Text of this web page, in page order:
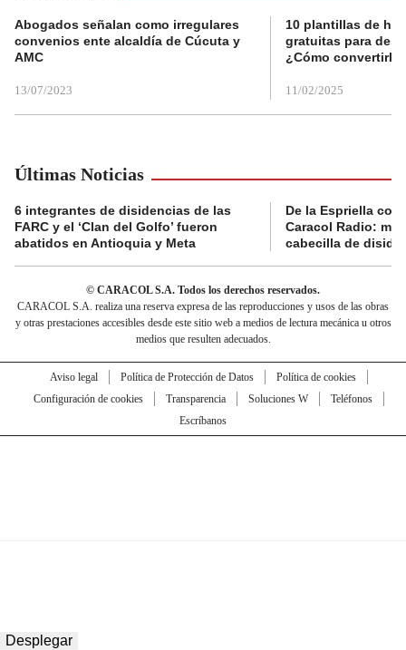
Abogados señalan como irregulares
convenios ente alcaldía de Cúcuta y
AMC
13/07/2023
10 plantillas de
gratuitas para
¿Cómo convertirla
11/02/2025
Últimas Noticias
6 integrantes de disidencias de las
FARC y el ‘Clan del Golfo’ fueron
abatidos en Antioquia y Meta
De la Espriella
Caracol Radio:
cabecilla de
© CARACOL S.A. Todos los derechos reservados.
CARACOL S.A. realiza una reserva expresa de las reproducciones y usos de las obras
y otras prestaciones accesibles desde este sitio web a medios de lectura mecánica u otros
medios que resulten adecuados.
Aviso legal Política de Protección de Datos
Política de cookies
Configuración de cookies
Transparencia Soluciones W
Teléfonos
Escríbanos
Desplegar